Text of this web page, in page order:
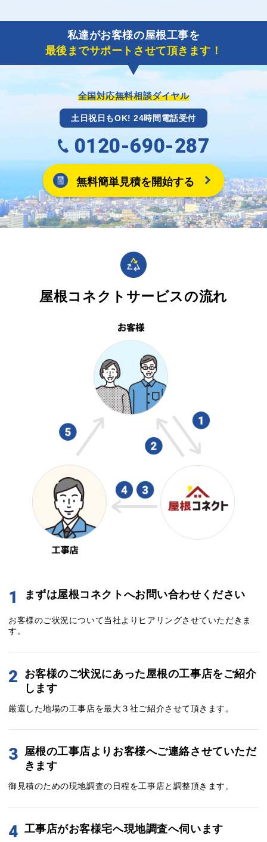
私達がお客様の屋根工事を
最後までサポートさせて頂きます！
全国対応無料相談ダイヤル
土日祝日もOK! 24時間電話受付
0120-690-287
無料簡単見積を開始する
屋根コネクトサービスの流れ
1 まずは屋根コネクトへお問い合わせください
お客様のご状況について当社よりヒアリングさせていただきま
す。
2
お客様のご状況にあった屋根の工事店をご紹介
します
厳選した地場の工事店を最大３社ご紹介させて頂きます。
3 屋根の工事店よりお客様へご連絡させていただ
きます
御見積のための現地調査の日程を工事店と調整頂きます。
4 工事店がお客様宅へ現地調査へ伺います